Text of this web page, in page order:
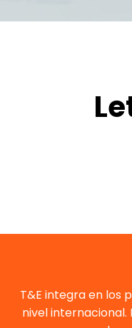
T&E integra en los
nivel